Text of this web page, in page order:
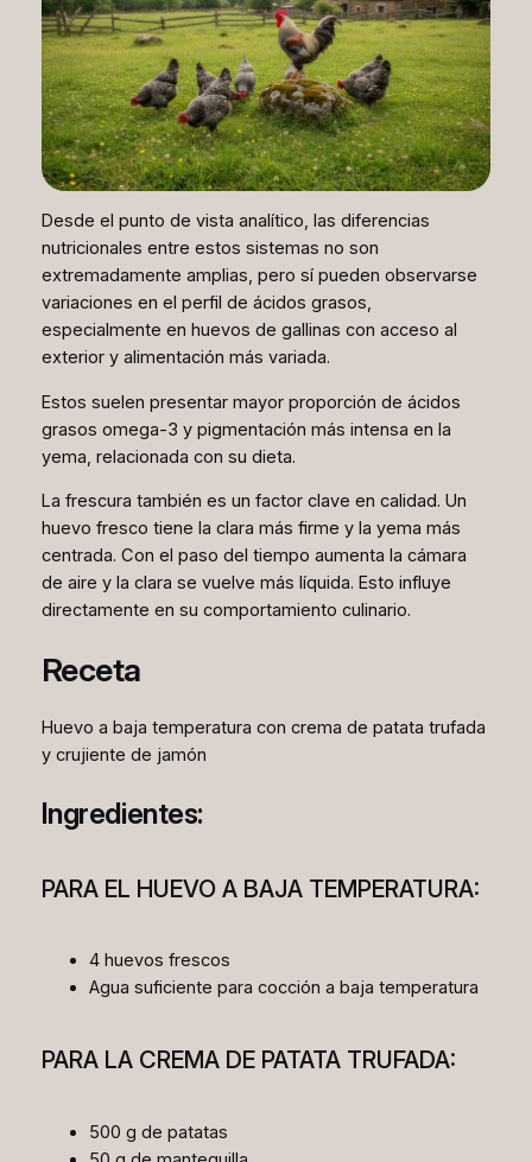
Desde el punto de vista analítico, las diferencias
nutricionales entre estos sistemas no son
extremadamente amplias, pero sí pueden observarse
variaciones en el perfil de ácidos grasos,
especialmente en huevos de gallinas con acceso al
exterior y alimentación más variada.
Estos suelen presentar mayor proporción de ácidos
grasos omega-3 y pigmentación más intensa en la
yema, relacionada con su dieta.
La frescura también es un factor clave en calidad. Un
huevo fresco tiene la clara más firme y la yema más
centrada. Con el paso del tiempo aumenta la cámara
de aire y la clara se vuelve más líquida. Esto influye
directamente en su comportamiento culinario.
Receta
Huevo a baja temperatura con crema de patata trufada
y crujiente de jamón
Ingredientes:
PARA EL HUEVO A BAJA TEMPERATURA:
4 huevos frescos
Agua suficiente para cocción a baja temperatura
PARA LA CREMA DE PATATA TRUFADA:
500 g de patatas